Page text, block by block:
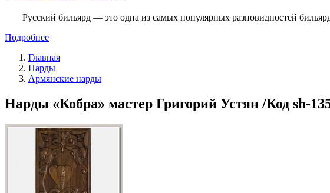
Русский бильярд — это одна из самых популярных разновидностей
Подробнее
Главная
Нарды
Армянские нарды
Нарды «Кобра» мастер Григорий Устян /Код sh-